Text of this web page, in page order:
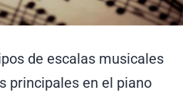
de escalas musicales
principales en el piano